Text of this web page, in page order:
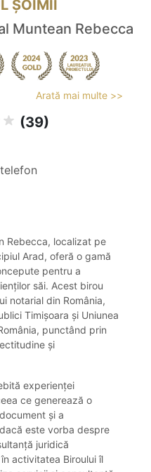
ȘOIMII
Muntean Rebecca
Arată mai multe >>
(39)
Rebecca, localizat pe
Arad, oferă o gamă
pentru a
săi. Acest birou
notarial din România,
Timișoara și Uniunea
punctând prin
și
experienței
ce generează o
și a
este vorba despre
juridică
activitatea Biroului îl